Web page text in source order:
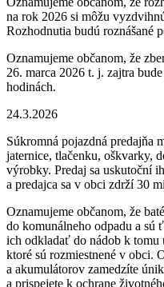
na rok 2026 si môžu
Rozhodnutia budú roznášané
Oznamujeme občanom, že
26. marca 2026 t. j. zajtra
hodinách.
24.3.2026
Súkromná pojazdná predajňa
jaternice, tlačenku, oškvarky,
výrobky. Predaj sa uskutoční
a predajca sa v obci zdrží 30
Oznamujeme občanom, že
do komunálneho odpadu a sú
ich odkladať do nádob k tomu
ktoré sú rozmiestnené v obci.
a akumulátorov zamedzíte
a prispejete k ochrane